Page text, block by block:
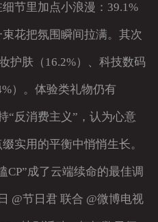
节里加点小浪漫：39.1%
花把氛围瞬间拉满。其次
护肤（16.2%）、科技数码
）。体验类礼物仍有
“反消费主义”，认为心意
实用的平衡中悄悄生长。
成了云端续命的最佳调
@节日君 联合 @微博电视